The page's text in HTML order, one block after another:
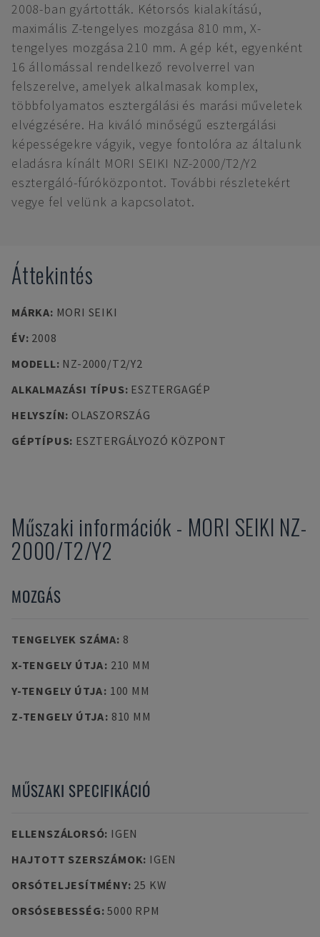
2008-ban gyártották. Kétorsós kialakítású,
maximális Z-tengelyes mozgása 810 mm, X-
tengelyes mozgása 210 mm. A gép két, egyenként
16 állomással rendelkező revolverrel van
felszerelve, amelyek alkalmasak komplex,
többfolyamatos esztergálási és marási műveletek
elvégzésére. Ha kiváló minőségű esztergálási
képességekre vágyik, vegye fontolóra az általunk
eladásra kínált MORI SEIKI NZ-2000/T2/Y2
esztergáló-fúróközpontot. További részletekért
vegye fel velünk a kapcsolatot.
Áttekintés
MÁRKA: MORI SEIKI
ÉV: 2008
MODELL: NZ-2000/T2/Y2
ALKALMAZÁSI TÍPUS: ESZTERGAGÉP
HELYSZÍN: OLASZORSZÁG
GÉPTÍPUS: ESZTERGÁLYOZÓ KÖZPONT
Műszaki információk - MORI SEIKI NZ-
2000/T2/Y2
MOZGÁS
TENGELYEK SZÁMA: 8
X-TENGELY ÚTJA: 210 MM
Y-TENGELY ÚTJA: 100 MM
Z-TENGELY ÚTJA: 810 MM
MŰSZAKI SPECIFIKÁCIÓ
ELLENSZÁLORSÓ: IGEN
HAJTOTT SZERSZÁMOK: IGEN
ORSÓTELJESÍTMÉNY: 25 KW
ORSÓSEBESSÉG:5000 RPM